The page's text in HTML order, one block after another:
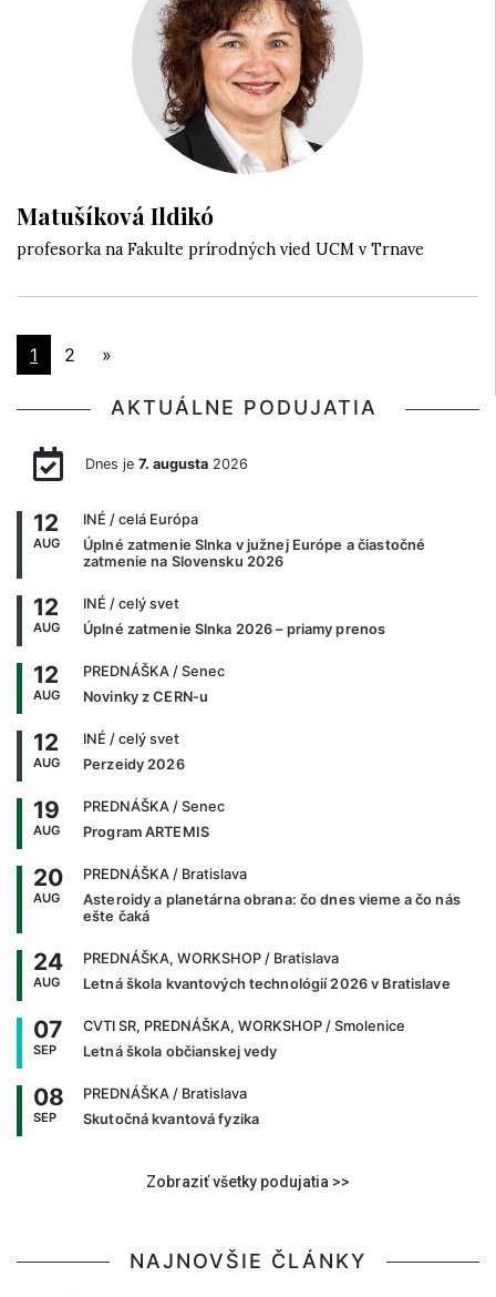
Matušíková Ildikó
profesorka na Fakulte prírodných vied UCM v Trnave
1 2 »
AKTUÁLNE PODUJATIA
Dnes je 7. augusta2026
12
AUG
INÉ / celá Európa
Úplné zatmenie Slnka v južnej Európe a čiastočné
zatmenie na Slovensku 2026
12
AUG
INÉ / celý svet
Úplné zatmenie Slnka 2026 – priamy prenos
12
AUG
PREDNÁŠKA / Senec
Novinky z CERN-u
12
AUG
INÉ / celý svet
Perzeidy 2026
19
AUG
PREDNÁŠKA / Senec
Program ARTEMIS
20
AUG
PREDNÁŠKA / Bratislava
Asteroidy a planetárna obrana: čo dnes vieme a čo nás
ešte čaká
24
AUG
PREDNÁŠKA, WORKSHOP / Bratislava
Letná škola kvantových technológií 2026 v Bratislave
07
SEP
CVTI SR, PREDNÁŠKA, WORKSHOP / Smolenice
Letná škola občianskej vedy
08
SEP
PREDNÁŠKA / Bratislava
Skutočná kvantová fyzika
Zobraziť všetky podujatia >>
NAJNOVŠIE ČLÁNKY